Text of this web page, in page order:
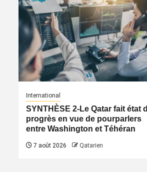
International
SYNTHÈSE 2-Le Qatar fait état
progrès en vue de pourparlers
entre Washington et Téhéran
7 août 2026 Qatarien